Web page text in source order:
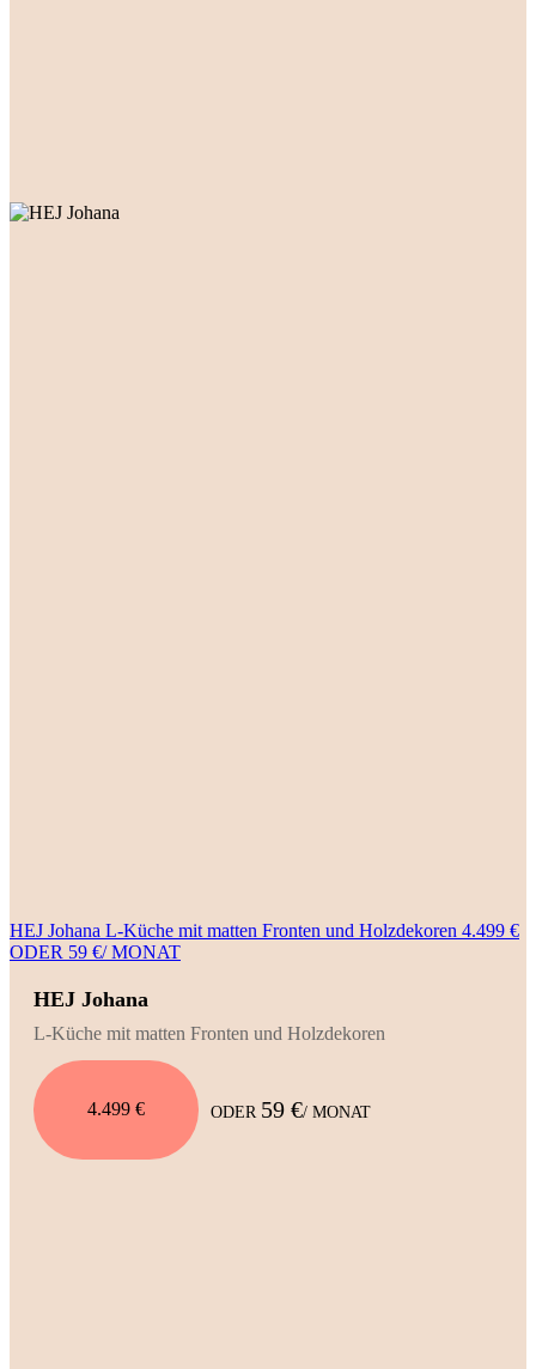
HEJ Johana L-Küche mit matten Fronten und Holzdekoren 4.499 €
ODER 59 €/ MONAT
HEJ Johana
L-Küche mit matten Fronten und Holzdekoren
4.499 € ODER 59 €/ MONAT